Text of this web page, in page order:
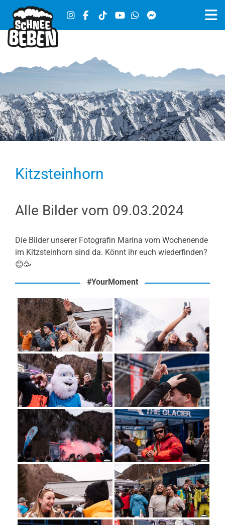
Kitzsteinhorn
Alle Bilder vom 09.03.2024
Die Bilder unserer Fotografin Marina vom Wochenende
im Kitzsteinhorn sind da. Könnt ihr euch wiederfinden?
😊🥳
#YourMoment